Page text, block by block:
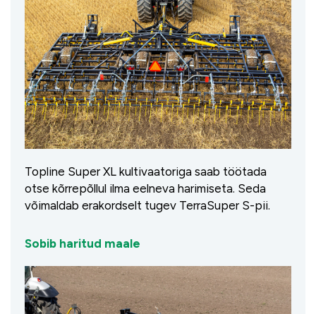
Topline Super XL kultivaatoriga saab töötada
otse kõrrepõllul ilma eelneva harimiseta. Seda
võimaldab erakordselt tugev TerraSuper S-pii.
Sobib haritud maale